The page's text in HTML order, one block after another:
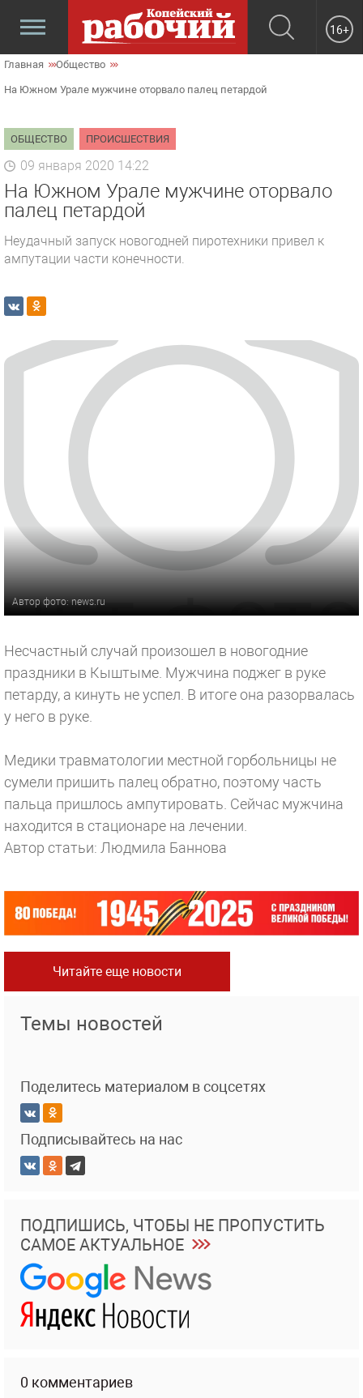
16+
Главная Общество
На Южном Урале мужчине оторвало палец петардой
ОБЩЕСТВО ПРОИСШЕСТВИЯ
09 января 2020 14:22
На Южном Урале мужчине оторвало
палец петардой
Неудачный запуск новогодней пиротехники привел к
ампутации части конечности.
Автор фото: news.ru
Несчастный случай произошел в новогодние
праздники в Кыштыме. Мужчина поджег в руке
петарду, а кинуть не успел. В итоге она разорвалась
у него в руке.
Медики травматологии местной горбольницы не
сумели пришить палец обратно, поэтому часть
пальца пришлось ампутировать. Сейчас мужчина
находится в стационаре на лечении.
Автор статьи: Людмила Баннова
Читайте еще новости
Темы новостей
Поделитесь материалом в соцсетях
Подписывайтесь на нас
ПОДПИШИСЬ, ЧТОБЫ НЕ ПРОПУСТИТЬ
САМОЕ АКТУАЛЬНОЕ
0 комментариев